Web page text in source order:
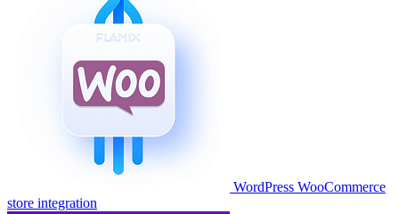
WordPress WooCommerce
store integration